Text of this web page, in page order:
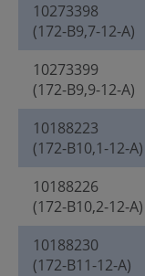
10273398
(172-B9,7-12-A)
10273399
(172-B9,9-12-A)
10188223
(172-B10,1-12-A)
10188226
(172-B10,2-12-A)
10188230
(172-B11-12-A)